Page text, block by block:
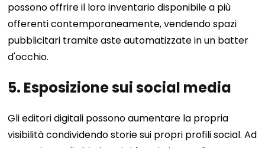
possono offrire il loro inventario disponibile a più
offerenti contemporaneamente, vendendo spazi
pubblicitari tramite aste automatizzate in un batter
d'occhio.
5. Esposizione sui social media
Gli editori digitali possono aumentare la propria
visibilità condividendo storie sui propri profili social. Ad